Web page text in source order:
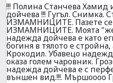
!!! Полина Станчева Хамид
дойчева !!! Гугъл. Снимка.
ИЗМАМНИЦИТЕ. Пазете се
ИЗМАМНИЦИТЕ. Моята
надежда дойчева е като
богиня в тялото е стройна,
Крокодил. Убавецо
оказа голем чаровник.
надежда дойчева е с
външен вид.!!!. Мършоооо